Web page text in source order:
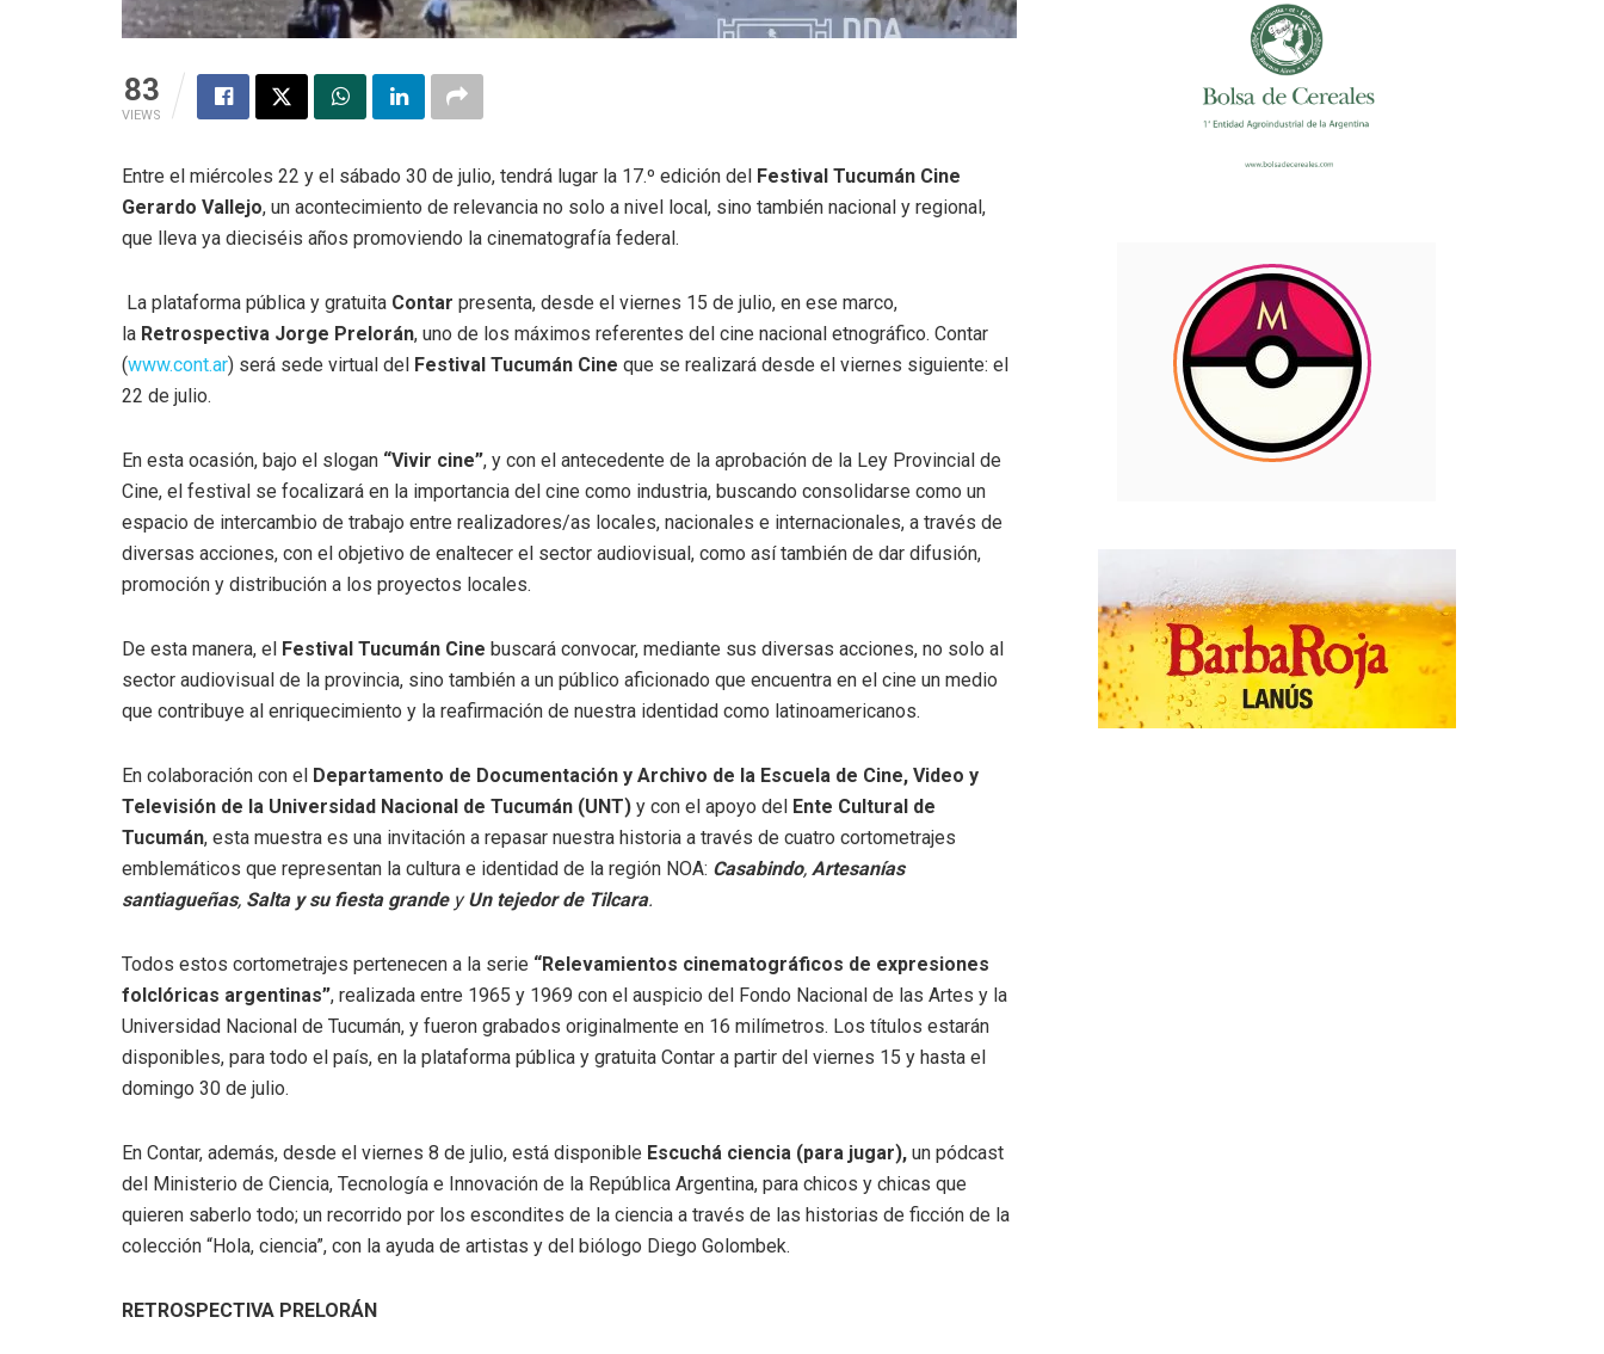
83
VIEWS
Entre el miércoles 22 y el sábado 30 de julio, tendrá lugar la 17.º edición del Festival Tucumán Cine
Gerardo Vallejo, un acontecimiento de relevancia no solo a nivel local, sino también nacional y regional,
que lleva ya dieciséis años promoviendo la cinematografía federal.
La plataforma pública y gratuita Contar presenta, desde el viernes 15 de julio, en ese marco,
la Retrospectiva Jorge Prelorán, uno de los máximos referentes del cine nacional etnográfico. Contar
(www.cont.ar) será sede virtual del Festival Tucumán Cine que se realizará desde el viernes siguiente: el
22 de julio.
En esta ocasión, bajo el slogan “Vivir cine”, y con el antecedente de la aprobación de la Ley Provincial de
Cine, el festival se focalizará en la importancia del cine como industria, buscando consolidarse como un
espacio de intercambio de trabajo entre realizadores/as locales, nacionales e internacionales, a través de
diversas acciones, con el objetivo de enaltecer el sector audiovisual, como así también de dar difusión,
promoción y distribución a los proyectos locales.
De esta manera, el Festival Tucumán Cine buscará convocar, mediante sus diversas acciones, no solo al
sector audiovisual de la provincia, sino también a un público aficionado que encuentra en el cine un medio
que contribuye al enriquecimiento y la reafirmación de nuestra identidad como latinoamericanos.
En colaboración con el Departamento de Documentación y Archivo de la Escuela de Cine, Video y
Televisión de la Universidad Nacional de Tucumán (UNT) y con el apoyo del Ente Cultural de
Tucumán, esta muestra es una invitación a repasar nuestra historia a través de cuatro cortometrajes
emblemáticos que representan la cultura e identidad de la región NOA: Casabindo, Artesanías
santiagueñas, Salta y su fiesta grandeyUn tejedor de Tilcara.
Todos estos cortometrajes pertenecen a la serie “Relevamientos cinematográficos de expresiones
folclóricas argentinas”, realizada entre 1965 y 1969 con el auspicio del Fondo Nacional de las Artes y la
Universidad Nacional de Tucumán, y fueron grabados originalmente en 16 milímetros. Los títulos estarán
disponibles, para todo el país, en la plataforma pública y gratuita Contar a partir del viernes 15 y hasta el
domingo 30 de julio.
En Contar, además, desde el viernes 8 de julio, está disponible Escuchá ciencia (para jugar), un pódcast
del Ministerio de Ciencia, Tecnología e Innovación de la República Argentina, para chicos y chicas que
quieren saberlo todo; un recorrido por los escondites de la ciencia a través de las historias de ficción de la
colección “Hola, ciencia”, con la ayuda de artistas y del biólogo Diego Golombek.
RETROSPECTIVA PRELORÁN